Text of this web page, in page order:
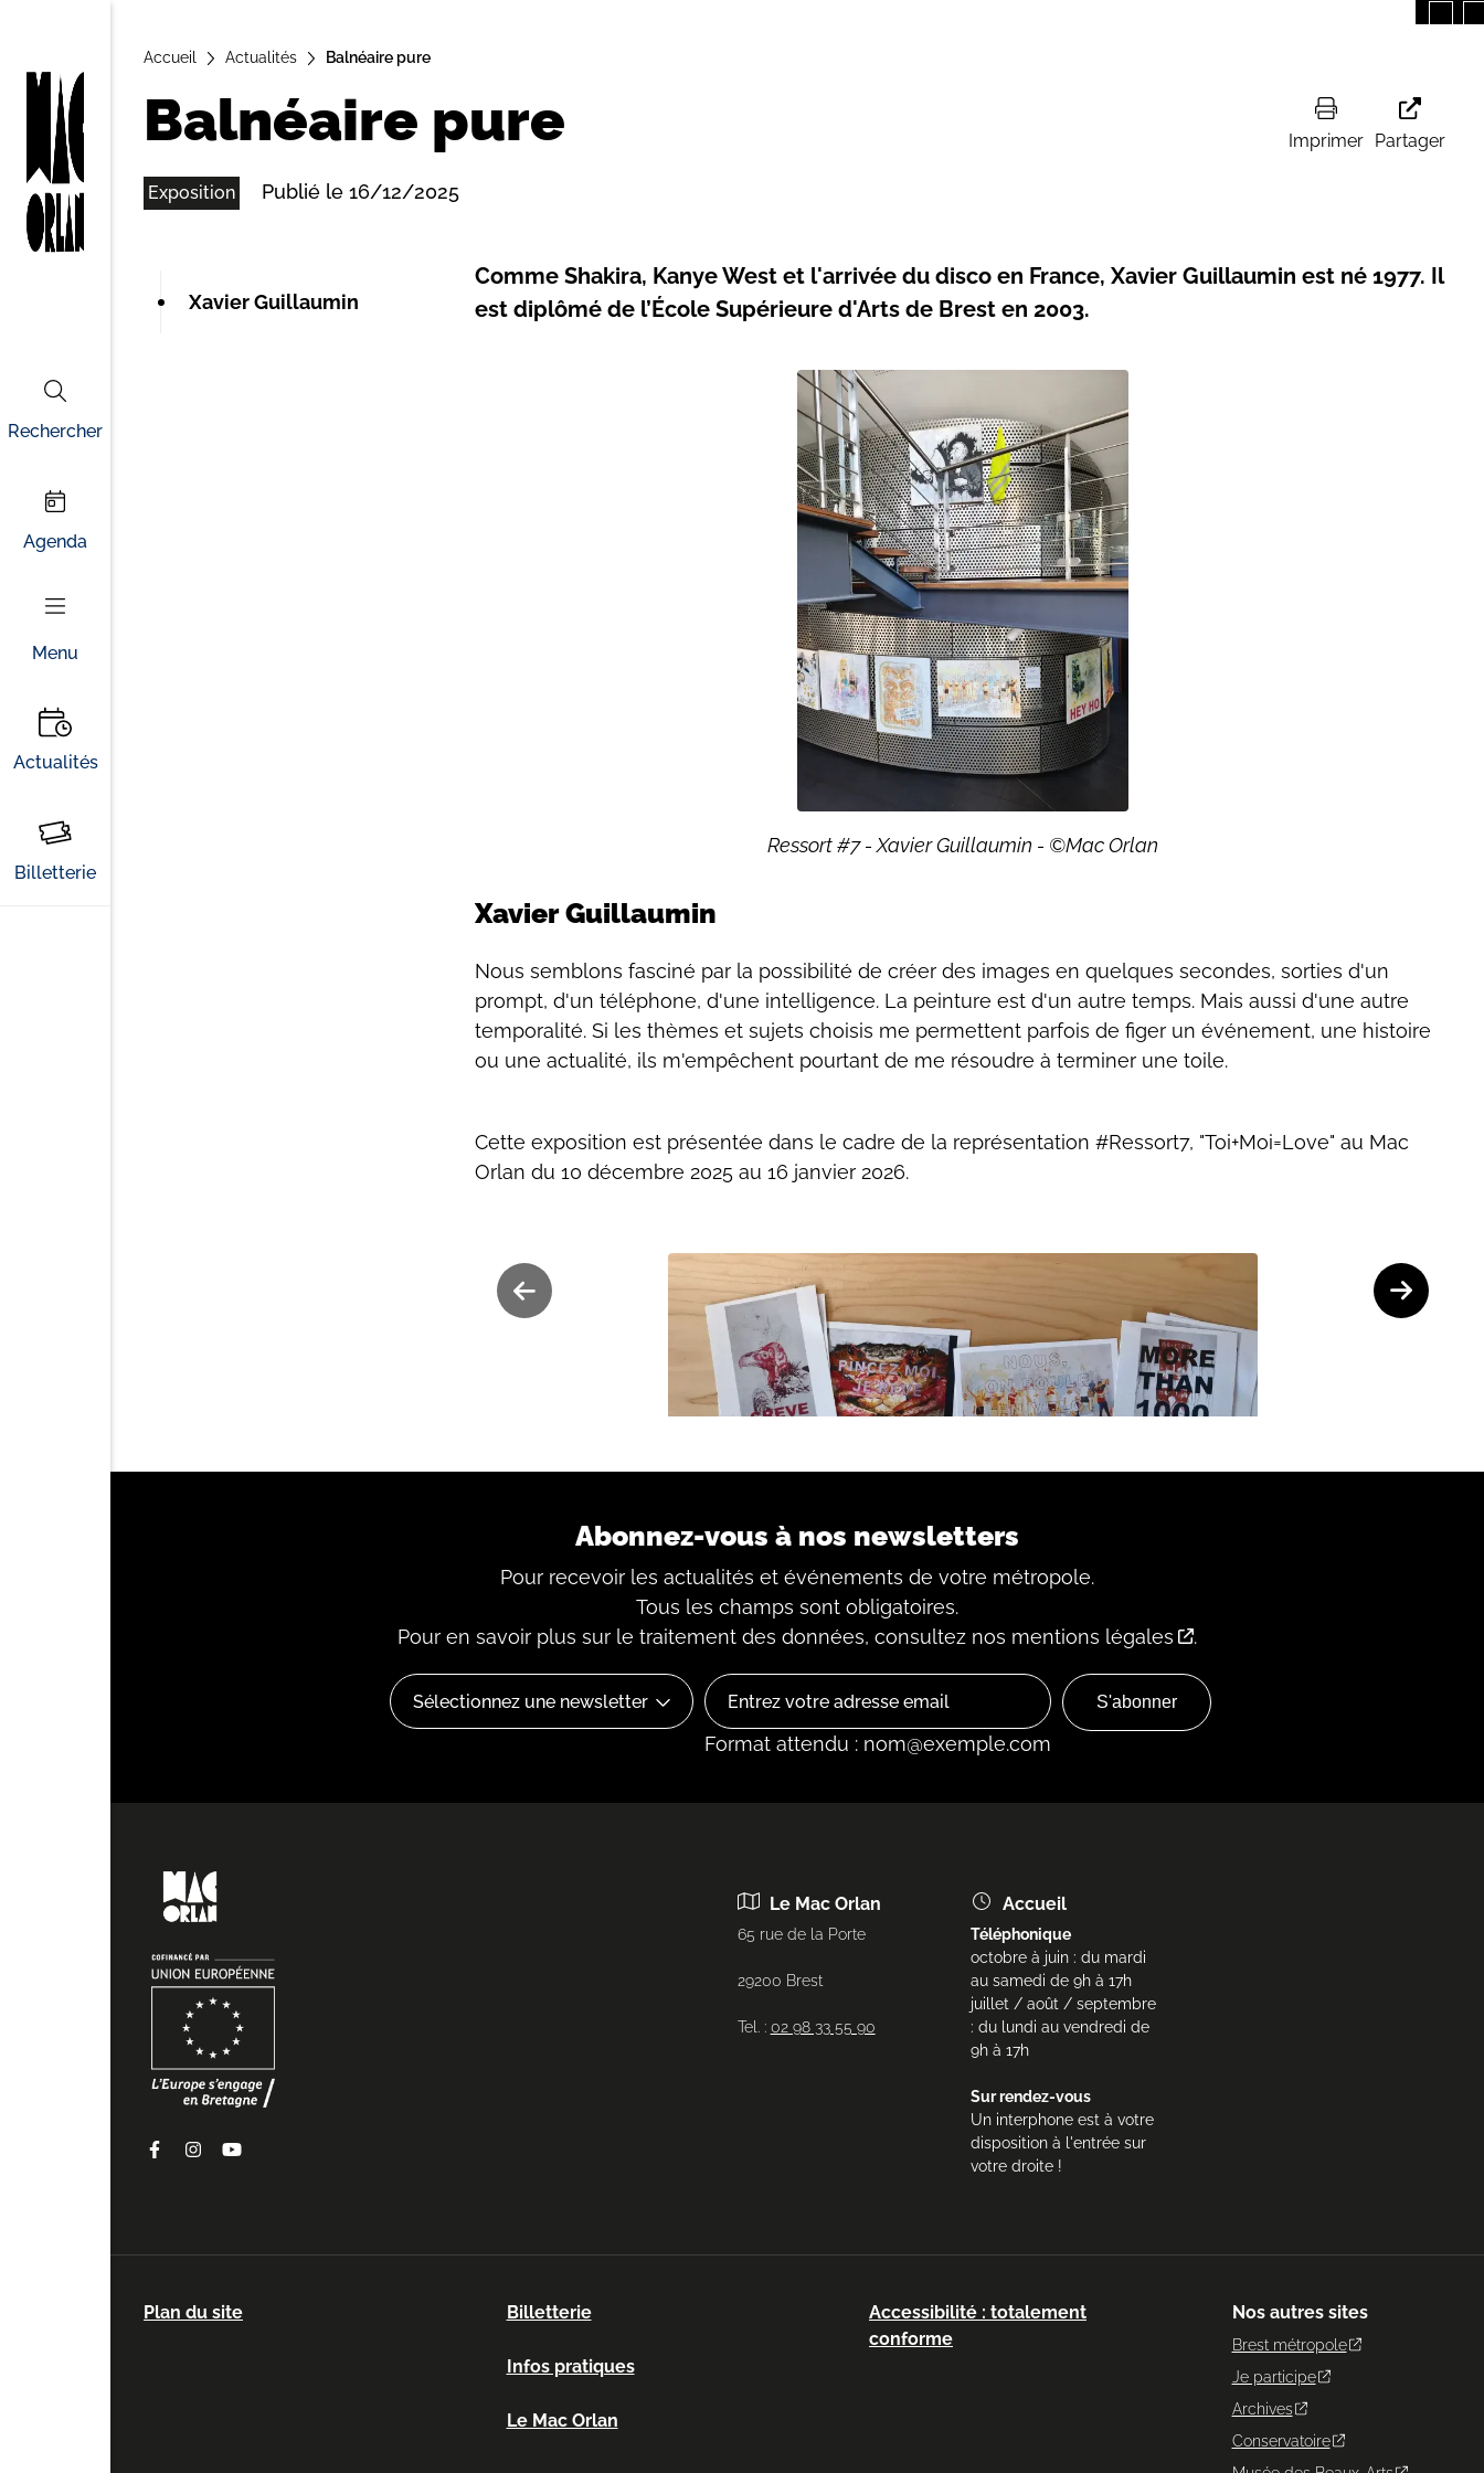
ll
u
c
Rechercher
Agenda
Menu
Actualités
Billetterie
Accueil Actualités Balnéaire pure
Balnéaire pure Imprimer Partager
Exposition Publié le 16/12/2025
Xavier Guillaumin
Comme Shakira, Kanye West et l'arrivée du disco en France, Xavier Guillaumin est né 1977. Il
est diplômé de l’École Supérieure d'Arts de Brest en 2003.
Ressort #7 - Xavier Guillaumin - ©Mac Orlan
Xavier Guillaumin
Nous semblons fasciné par la possibilité de créer des images en quelques secondes, sorties d'un
prompt, d'un téléphone, d'une intelligence. La peinture est d'un autre temps. Mais aussi d'une autre
temporalité. Si les thèmes et sujets choisis me permettent parfois de figer un événement, une histoire
ou une actualité, ils m'empêchent pourtant de me résoudre à terminer une toile.
Cette exposition est présentée dans le cadre de la représentation #Ressort7, "Toi+Moi=Love" au Mac
Orlan du 10 décembre 2025 au 16 janvier 2026.
Ressort #7 - Xavier Guillaumin - ©Mac Orlan
Abonnez-vous à nos newsletters
Pour recevoir les actualités et événements de votre métropole.
Tous les champs sont obligatoires.
Pour en savoir plus sur le traitement des données, consultez nos mentions légales .
Format attendu : nom@exemple.com
FacebookInstagramYoutube
Le Mac Orlan
65 rue de la Porte
29200 Brest
Tel. : 02 98 33 55 90
Accueil
Téléphonique
octobre à juin : du mardi
au samedi de 9h à 17h
juillet / août / septembre
: du lundi au vendredi de
9h à 17h
Sur rendez-vous
Un interphone est à votre
disposition à l'entrée sur
votre droite !
Plan du site Billetterie
Infos pratiques
Le Mac Orlan
Accessibilité : totalement
conforme
Nos autres sites
Brest métropole
Je participe
Archives
Conservatoire